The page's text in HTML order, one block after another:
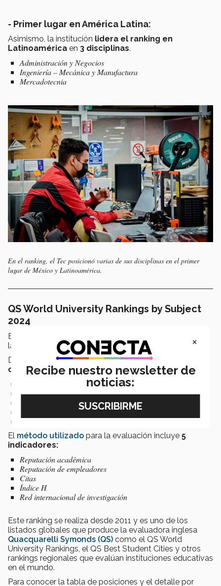
- Primer lugar en América Latina:
Asimismo, la institución lidera el ranking en
Latinoamérica en 3 disciplinas.
Administración y Negocios
Ingeniería – Mecánica y Manufactura
Mercadotecnia
En el ranking, el Tec posicionó varias de sus disciplinas en el primer
lugar de México y Latinoamérica.
QS World University Rankings by Subject
2024
En esta nueva edición de este ranking fueron evaluadas
las disciplinas académicas demil 561 universidades.
Dichas disciplinas están inscritas en5 áreas del
conocimientoque son:
Artes y Humanidades
Ingeniería y Tecnología
Ciencias de la Vida y Medicina
Ciencias Naturales
Ciencias Sociales y Administración.
El método utilizado para la evaluación incluye 5
indicadores:
Reputación académica
Reputación de empleadores
Citas
Índice H
Red internacional de investigación
Este ranking se realiza desde 2011 y es uno de los
listados globales que produce la evaluadora inglesa
Quacquarelli Symonds (QS) como el QS World
University Rankings, el QS Best Student Cities y otros
rankings regionales que evalúan instituciones educativas
en el mundo.
Para conocer la tabla de posiciones y el detalle por
×
Recibe nuestro newsletter de
noticias: